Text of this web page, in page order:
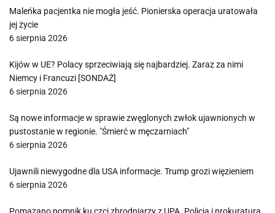
Maleńka pacjentka nie mogła jeść. Pionierska operacja uratowała
jej życie
6 sierpnia 2026
Kijów w UE? Polacy sprzeciwiają się najbardziej. Zaraz za nimi
Niemcy i Francuzi [SONDAŻ]
6 sierpnia 2026
Są nowe informacje w sprawie zwęglonych zwłok ujawnionych w
pustostanie w regionie. "Śmierć w męczarniach"
6 sierpnia 2026
Ujawnili niewygodne dla USA informacje. Trump grozi więzieniem
6 sierpnia 2026